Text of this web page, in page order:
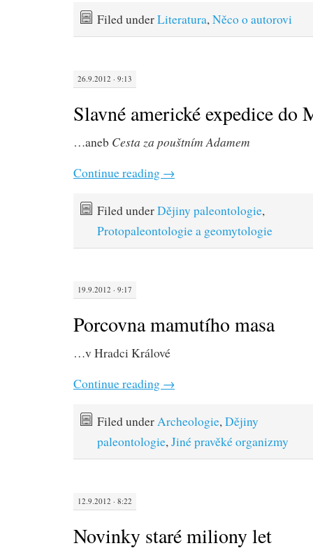
Filed underLiteratura,Něco o autorovi
26.9.2012 · 9:13
Slavné americké expedice do
…aneb Cesta za pouštním Adamem
Continue reading →
Filed underDějiny paleontologie,
Protopaleontologie a geomytologie
19.9.2012 · 9:17
Porcovna mamutího masa
…v Hradci Králové
Continue reading →
Filed underArcheologie,Dějiny
paleontologie,Jiné pravěké organizmy
12.9.2012 · 8:22
Novinky staré miliony let